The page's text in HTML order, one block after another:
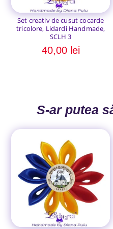
Set creativ de cusut cocarde
tricolore, Lidardi Handmade,
SCLH 3
40,00 lei
S-ar putea